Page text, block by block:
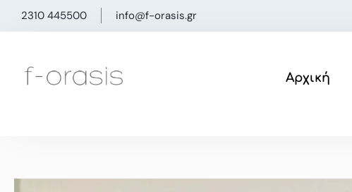
2310 445500 info@f-orasis.gr
Αρχική